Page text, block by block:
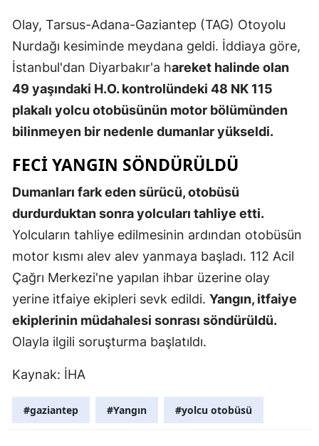
Gümüşhane
Hatay
Isparta
Kars
Kastamonu
Kayseri
Kırklareli
Olay, Tarsus-Adana-Gaziantep (TAG) Otoyolu
Nurdağı kesiminde meydana geldi. İddiaya göre,
İstanbul'dan Diyarbakır'a hareket halinde olan
49 yaşındaki H.O. kontrolündeki 48 NK 115
plakalı yolcu otobüsünün motor bölümünden
bilinmeyen bir nedenle dumanlar yükseldi.
FECİ YANGIN SÖNDÜRÜLDÜ
Dumanları fark eden sürücü, otobüsü
durdurduktan sonra yolcuları tahliye etti.
Yolcuların tahliye edilmesinin ardından otobüsün
motor kısmı alev alev yanmaya başladı. 112 Acil
Çağrı Merkezi'ne yapılan ihbar üzerine olay
yerine itfaiye ekipleri sevk edildi. Yangın, itfaiye
ekiplerinin müdahalesi sonrası söndürüldü.
Olayla ilgili soruşturma başlatıldı.
Kaynak: İHA
#gaziantep #Yangın #yolcu otobüsü